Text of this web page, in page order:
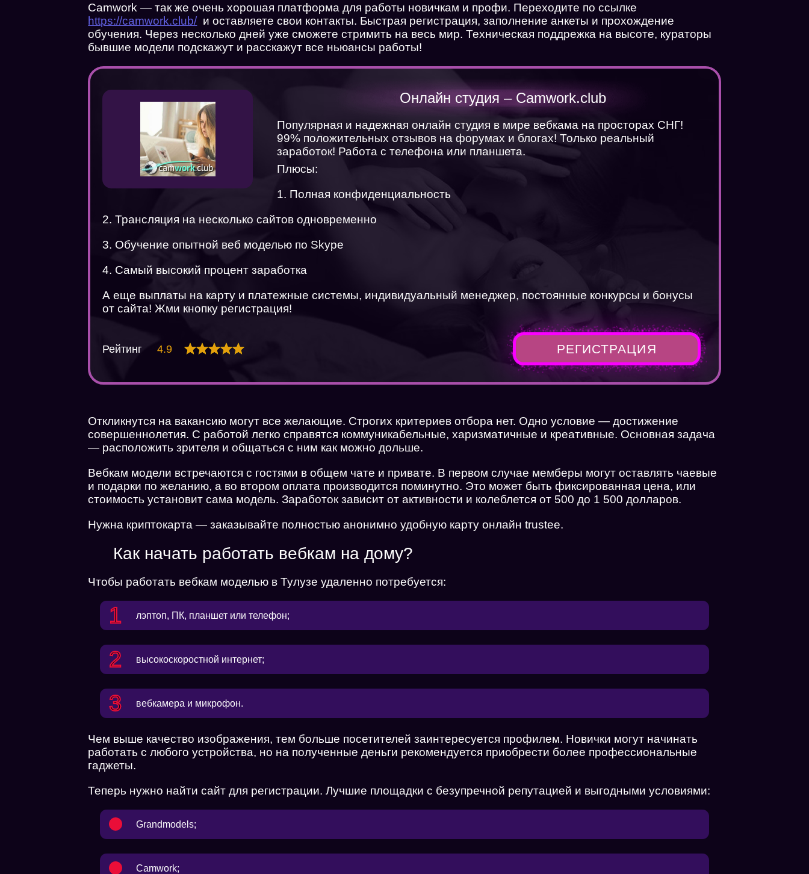
Camwork — так же очень хорошая платформа для работы новичкам и профи. Переходите по ссылке
https://camwork.club/и оставляете свои контакты. Быстрая регистрация, заполнение анкеты и прохождение
обучения. Через несколько дней уже сможете стримить на весь мир. Техническая поддрежка на высоте, кураторы
бывшие модели подскажут и расскажут все ньюансы работы!
Онлайн студия – Camwork.club
Популярная и надежная онлайн студия в мире вебкама на просторах СНГ!
99% положительных отзывов на форумах и блогах! Только реальный
заработок! Работа с телефона или планшета.
Плюсы:
1. Полная конфиденциальность
2. Трансляция на несколько сайтов одновременно
3. Обучение опытной веб моделью по Skype
4. Самый высокий процент заработка
А еще выплаты на карту и платежные системы, индивидуальный менеджер, постоянные конкурсы и бонусы
от сайта! Жми кнопку регистрация!
Рейтинг 4.9 РЕГИСТРАЦИЯ
Откликнутся на вакансию могут все желающие. Строгих критериев отбора нет. Одно условие — достижение
совершеннолетия. С работой легко справятся коммуникабельные, харизматичные и креативные. Основная задача
— расположить зрителя и общаться с ним как можно дольше.
Вебкам модели встречаются с гостями в общем чате и привате. В первом случае мемберы могут оставлять чаевые
и подарки по желанию, а во втором оплата производится поминутно. Это может быть фиксированная цена, или
стоимость установит сама модель. Заработок зависит от активности и колеблется от 500 до 1 500 долларов.
Нужна криптокарта — заказывайте полностью анонимно удобную карту онлайн trustee.
Как начать работать вебкам на дому?
Чтобы работать вебкам моделью в Тулузе удаленно потребуется:
лэптоп, ПК, планшет или телефон;
высокоскоростной интернет;
вебкамера и микрофон.
Чем выше качество изображения, тем больше посетителей заинтересуется профилем. Новички могут начинать
работать с любого устройства, но на полученные деньги рекомендуется приобрести более профессиональные
гаджеты.
Теперь нужно найти сайт для регистрации. Лучшие площадки с безупречной репутацией и выгодными условиями:
Grandmodels;
Camwork;
Хочешь работать веб моделью в онлайн
студии
или смотреть на красивых веб моделей?
ХОЧУ СМОТРЕТЬ
ХОЧУ РАБОТАТЬ